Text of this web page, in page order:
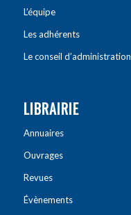
L’équipe
Les adhérents
Le conseil d’administration
LIBRAIRIE
Annuaires
Ouvrages
Revues
Évènements